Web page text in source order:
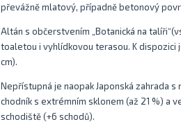
převážně mlatový, případně betonový
Altán s občerstvením „Botanická na
toaletou i vyhlídkovou terasou. K dispozici
cm).
Nepřístupná je naopak Japonská zahrada
chodník s extrémním sklonem (až 21 %) a
schodiště (+6 schodů).